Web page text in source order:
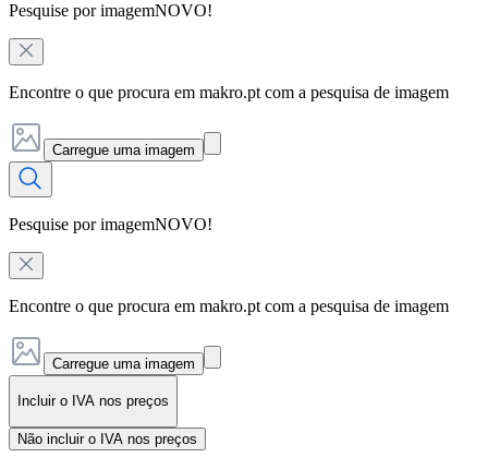
Pesquise por imagemNOVO!
Encontre o que procura em makro.pt com a pesquisa de imagem
Carregue uma imagem
Pesquise por imagemNOVO!
Encontre o que procura em makro.pt com a pesquisa de imagem
Carregue uma imagem
Incluir o IVA nos preços
Não incluir o IVA nos preços